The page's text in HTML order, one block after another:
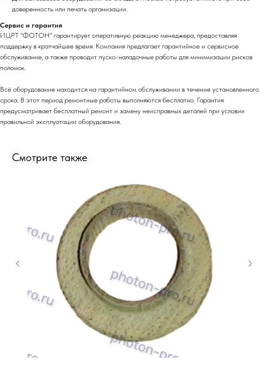
доверенность или печать организации.
Сервис и гарантия
ИЦРТ "ФОТОН" гарантирует оперативную реакцию менеджера, предоставляя
поддержку в кратчайшее время. Компания предлагает гарантийное и сервисное
обслуживание, а также проводит пуско-наладочные работы для минимизации рисков
поломок.
Всё оборудование находится на гарантийном обслуживании в течение установленного
срока. В этот период ремонтные работы выполняются бесплатно. Гарантия
предусматривает бесплатный ремонт и замену неисправных деталей при условии
правильной эксплуатации оборудования.
Смотрите также